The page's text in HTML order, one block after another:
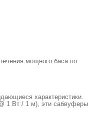
мощного баса по
характеристики.
1 Вт / 1 м), эти сабвуферы